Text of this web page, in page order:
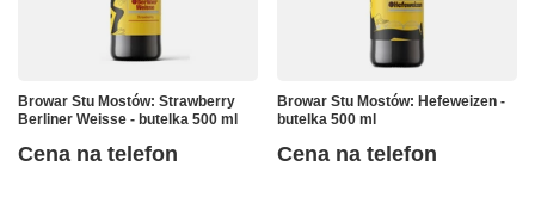
Browar Stu Mostów: Strawberry
Berliner Weisse - butelka 500 ml
Cena na telefon
Browar Stu Mostów: Hefeweizen -
butelka 500 ml
Cena na telefon